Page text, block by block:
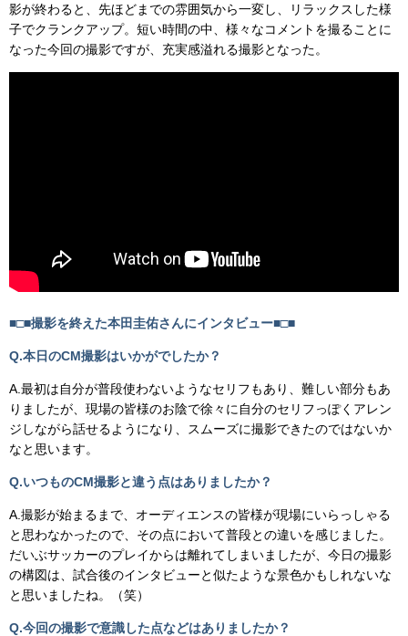
影が終わると、先ほどまでの雰囲気から一変し、リラックスした様
子でクランクアップ。短い時間の中、様々なコメントを撮ることに
なった今回の撮影ですが、充実感溢れる撮影となった。
■□■撮影を終えた本田圭佑さんにインタビュー■□■
Q.本日のCM撮影はいかがでしたか？
A.最初は自分が普段使わないようなセリフもあり、難しい部分もあ
りましたが、現場の皆様のお陰で徐々に自分のセリフっぽくアレン
ジしながら話せるようになり、スムーズに撮影できたのではないか
なと思います。
Q.いつものCM撮影と違う点はありましたか？
A.撮影が始まるまで、オーディエンスの皆様が現場にいらっしゃる
と思わなかったので、その点において普段との違いを感じました。
だいぶサッカーのプレイからは離れてしまいましたが、今日の撮影
の構図は、試合後のインタビューと似たような景色かもしれないな
と思いましたね。（笑）
Q.今回の撮影で意識した点などはありましたか？